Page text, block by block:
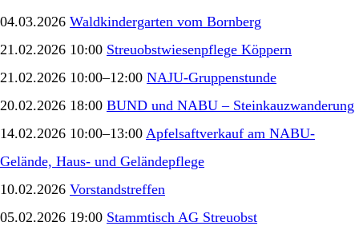
04.03.2026 Waldkindergarten vom Bornberg
21.02.2026 10:00 Streuobstwiesenpflege Köppern
21.02.2026 10:00–12:00 NAJU-Gruppenstunde
20.02.2026 18:00 BUND und NABU – Steinkauzwanderung
14.02.2026 10:00–13:00 Apfelsaftverkauf am NABU-
Gelände, Haus- und Geländepflege
10.02.2026 Vorstandstreffen
05.02.2026 19:00 Stammtisch AG Streuobst